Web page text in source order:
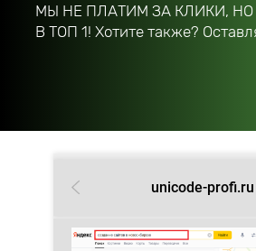
МЫ НЕ ПЛАТИМ ЗА КЛИКИ,
В ТОП 1! Хотите также?
unicode-profi.ru